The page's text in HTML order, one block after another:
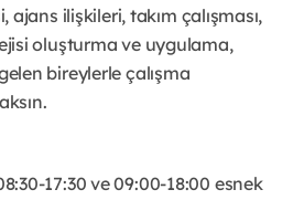
ilişkileri, takım çalışması,
oluşturma ve uygulama,
bireylerle çalışma
17:30 ve 09:00-18:00 esnek